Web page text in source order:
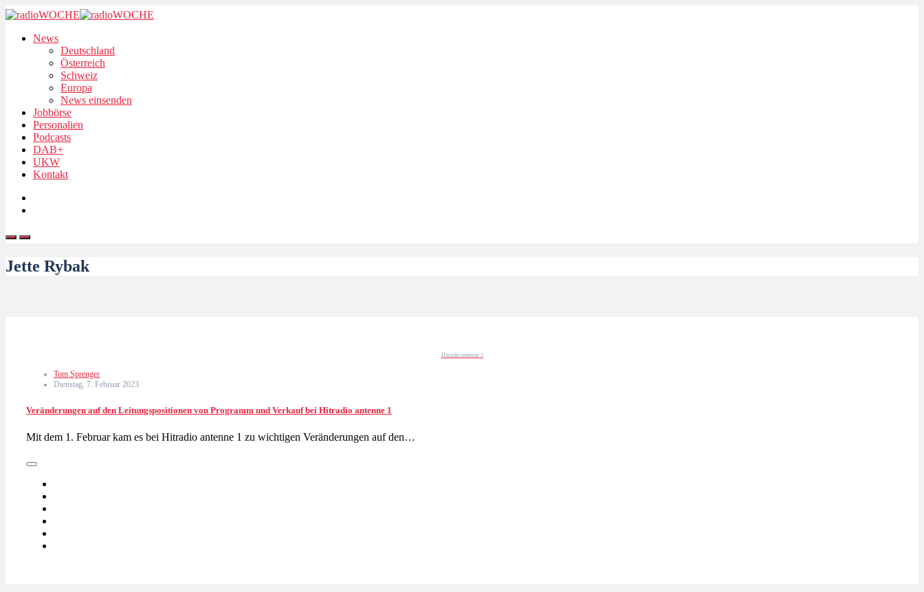
News
Deutschland
Österreich
Schweiz
Europa
News einsenden
Jobbörse
Personalien
Podcasts
DAB+
UKW
Kontakt
Jette Rybak
Hitradio antenne 1
Tom Sprenger
Dienstag, 7. Februar 2023
Veränderungen auf den Leitungspositionen von Programm und Verkauf bei Hitradio antenne 1
Mit dem 1. Februar kam es bei Hitradio antenne 1 zu wichtigen Veränderungen auf den…